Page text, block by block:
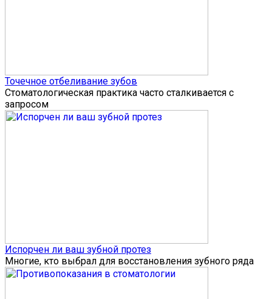
Точечное отбеливание зубов
Стоматологическая практика часто сталкивается с
запросом
Испорчен ли ваш зубной протез
Многие, кто выбрал для восстановления зубного ряда